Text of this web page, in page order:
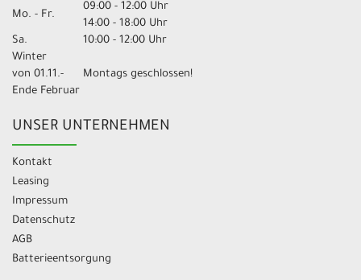
Mo. - Fr.
09:00 - 12:00 Uhr
14:00 - 18:00 Uhr
Sa.
10:00 - 12:00 Uhr
Winter
von 01.11.-
Ende Februar
Montags geschlossen!
UNSER UNTERNEHMEN
Kontakt
Leasing
Impressum
Datenschutz
AGB
Batterieentsorgung